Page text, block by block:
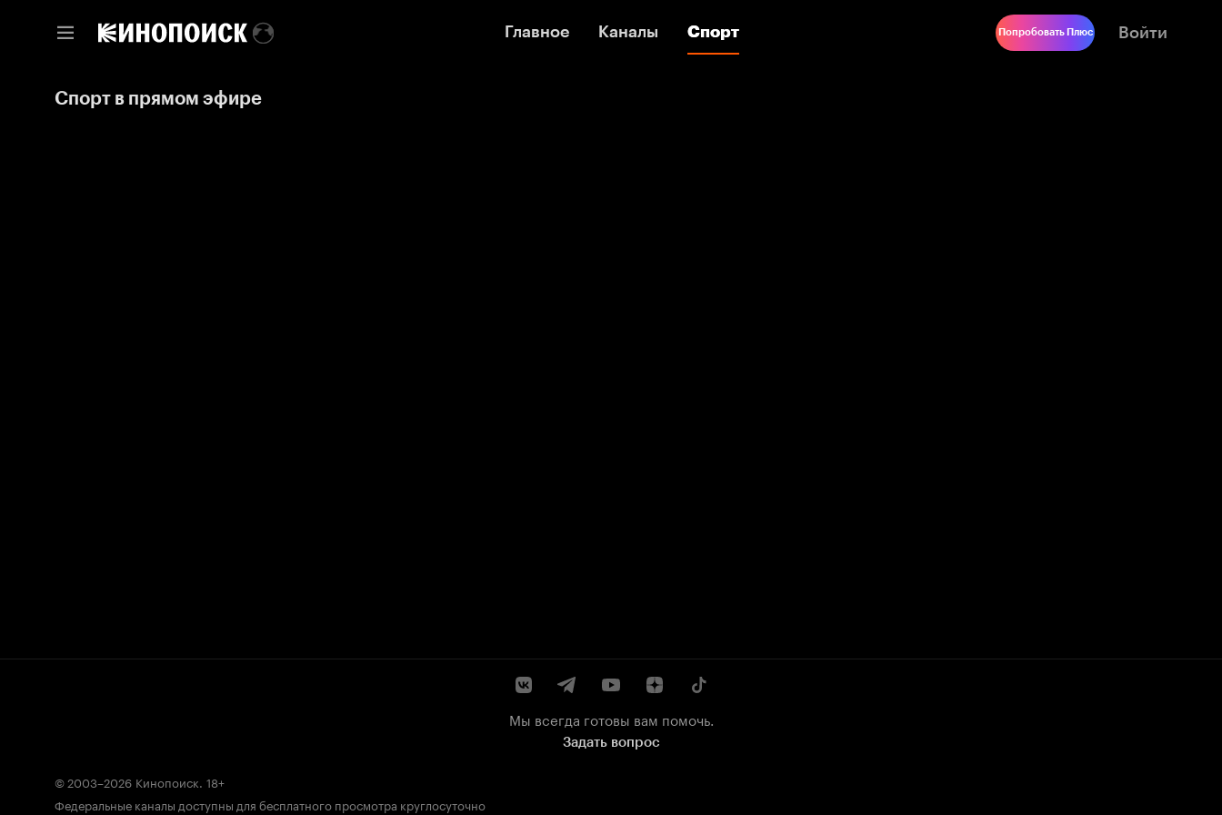
Главное Каналы Спорт
Главное Каналы Спорт Попробовать Плюс Войти
Спорт в прямом эфире
Мы всегда готовы вам помочь.
Задать вопрос
© 2003–2026 Кинопоиск. 18+
Федеральные каналы доступны для бесплатного просмотра круглосуточно